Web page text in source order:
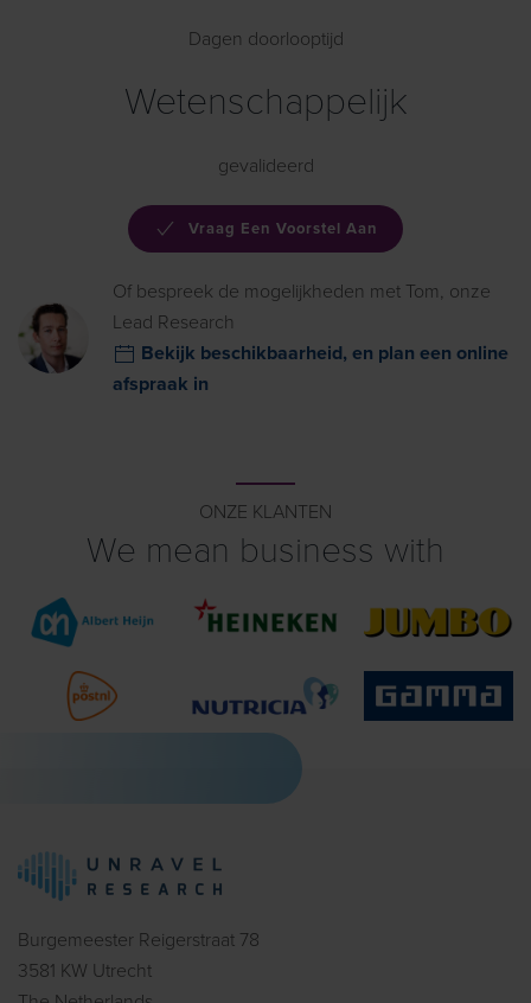
Dagen doorlooptijd
Wetenschappelijk
gevalideerd
Vraag Een Voorstel Aan
Of bespreek de mogelijkheden met Tom, onze
Lead Research
Bekijk beschikbaarheid, en plan een online
afspraak in
ONZE KLANTEN
We mean business with
Burgemeester Reigerstraat 78
3581 KW Utrecht